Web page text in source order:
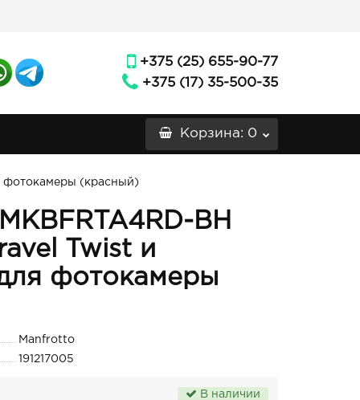
+375 (25) 655-90-77
+375 (17) 35-500-35
Корзина: 0
фотокамеры (красный)
BH
Twist и
фотокамеры
Manfrotto
191217005
В наличии